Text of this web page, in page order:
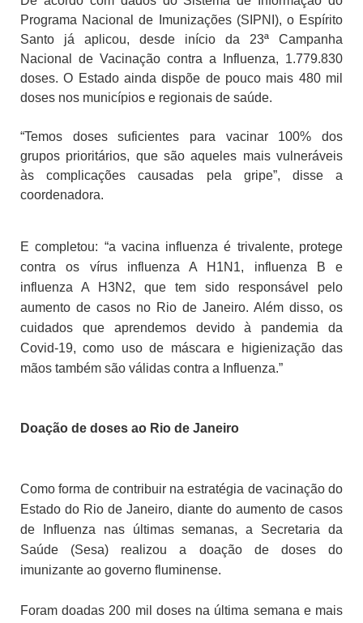
Programa Nacional de Imunizações (SIPNI), o Espírito
Santo já aplicou, desde início da 23ª Campanha
Nacional de Vacinação contra a Influenza, 1.779.830
doses. O Estado ainda dispõe de pouco mais 480 mil
doses nos municípios e regionais de saúde.
“Temos doses suficientes para vacinar 100% dos
grupos prioritários, que são aqueles mais vulneráveis
às complicações causadas pela gripe”, disse a
coordenadora.
E completou: “a vacina influenza é trivalente, protege
contra os vírus influenza A H1N1, influenza B e
influenza A H3N2, que tem sido responsável pelo
aumento de casos no Rio de Janeiro. Além disso, os
cuidados que aprendemos devido à pandemia da
Covid-19, como uso de máscara e higienização das
mãos também são válidas contra a Influenza.”
Doação de doses ao Rio de Janeiro
Como forma de contribuir na estratégia de vacinação do
Estado do Rio de Janeiro, diante do aumento de casos
de Influenza nas últimas semanas, a Secretaria da
Saúde (Sesa) realizou a doação de doses do
imunizante ao governo fluminense.
Foram doadas 200 mil doses na última semana e mais